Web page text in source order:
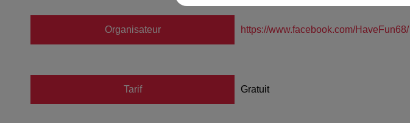
Organisateur https://www.facebook.com/HaveFun68/
Tarif Gratuit